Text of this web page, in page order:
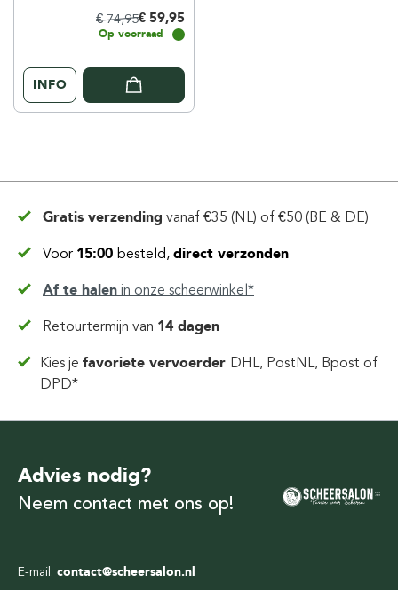
€ 74,95€ 59,95
Op voorraad
INFO
Gratis verzending vanaf €35 (NL) of €50 (BE & DE)
Voor 15:00 besteld, direct verzonden
Af te halen in onze scheerwinkel*
Retourtermijn van 14 dagen
Kies jefavoriete vervoerder DHL, PostNL, Bpost of
DPD*
E-mail: contact@scheersalon.nl
Advies nodig?
Neem contact met ons op!